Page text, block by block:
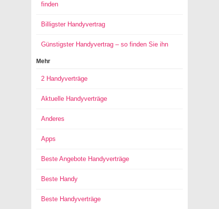
finden
Billigster Handyvertrag
Günstigster Handyvertrag – so finden Sie ihn
Mehr
2 Handyverträge
Aktuelle Handyverträge
Anderes
Apps
Beste Angebote Handyverträge
Beste Handy
Beste Handyverträge